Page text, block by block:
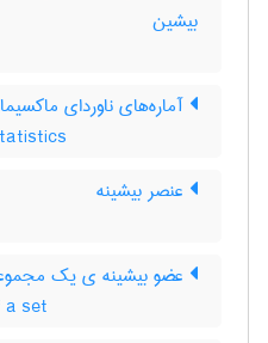
بیشین
آماره‌های ناوردای
عنصر بیشینه
عضو بیشینه ی یک
a set